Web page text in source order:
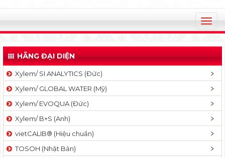
T
o
g
l
v
a
t
HÃNG ĐẠI DIỆN
Xylem/ SI ANALYTICS (Đức)
Xylem/ GLOBAL WATER (Mỹ)
Xylem/ EVOQUA (Đức)
Xylem/ B+S (Anh)
vietCALIB® (Hiệu chuẩn)
TOSOH (Nhật Bản)